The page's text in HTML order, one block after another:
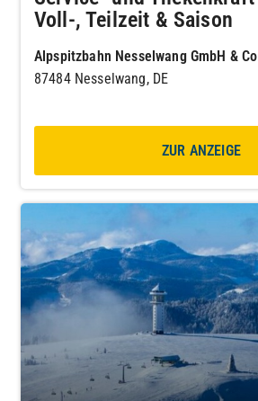
Voll-, Teilzeit & Saison
Alpspitzbahn Nesselwang GmbH &
87484 Nesselwang, DE
ZUR ANZEIGE